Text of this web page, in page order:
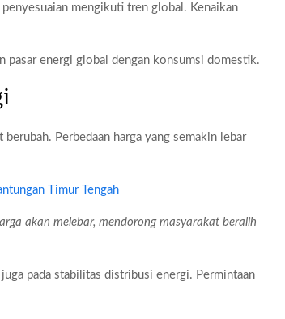
mengikuti tren global. Kenaikan
pasar energi global dengan konsumsi domestik.
Perbedaan harga yang semakin lebar
Timur Tengah
akan melebar, mendorong masyarakat beralih
pada stabilitas distribusi energi. Permintaan